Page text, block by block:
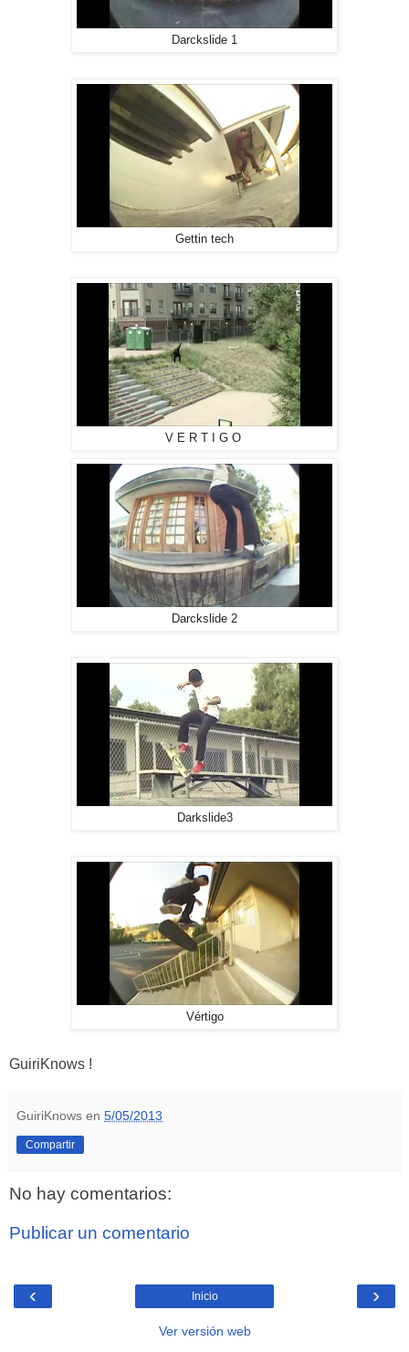
Darckslide 1
Gettin tech
V E R T I G O
Darckslide 2
Darkslide3
Vértigo
GuiriKnows !
GuiriKnows en 5/05/2013
Compartir
No hay comentarios:
Publicar un comentario
‹ ›
Inicio
Ver versión web